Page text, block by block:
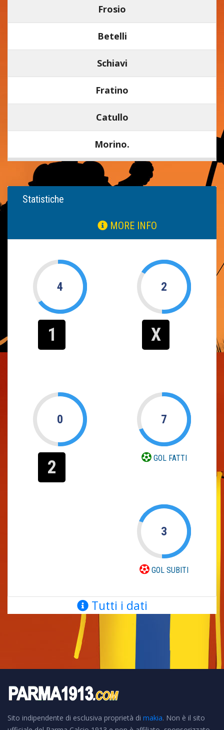
Frosio
Betelli
Schiavi
Fratino
Catullo
Morino.
Statistiche
MORE INFO
4
1
2
X
0
2
7
GOL FATTI
3
GOL SUBITI
Tutti i dati
Sito indipendente di esclusiva proprietà di makia. Non è il sito